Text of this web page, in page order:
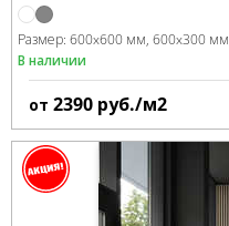
Размер: 600x600 мм 600x300 мм
В наличии
от 2390 руб./м2